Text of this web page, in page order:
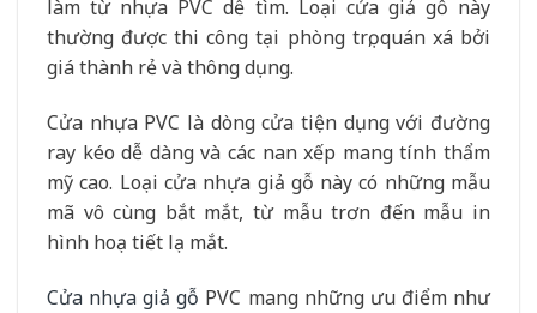
làm từ nhựa PVC dễ tìm. Loại cửa giả gỗ này
thường được thi công tại phòng trọ, quán xá bởi
giá thành rẻ và thông dụng.
Cửa nhựa PVC là dòng cửa tiện dụng với đường
ray kéo dễ dàng và các nan xếp mang tính thẩm
mỹ cao. Loại cửa nhựa giả gỗ này có những mẫu
mã vô cùng bắt mắt, từ mẫu trơn đến mẫu in
hình hoạ tiết lạ mắt.
Cửa nhựa giả gỗ PVC mang những ưu điểm như